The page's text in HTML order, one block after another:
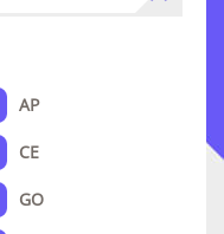
AP
CE
GO